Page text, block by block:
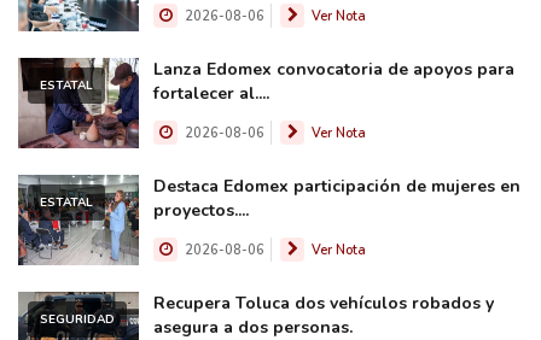
2026-08-06 Ver Nota
ESTATAL
Lanza Edomex convocatoria de apoyos para
fortalecer al....
2026-08-06 Ver Nota
ESTATAL
Destaca Edomex participación de mujeres en
proyectos....
2026-08-06 Ver Nota
SEGURIDAD
Recupera Toluca dos vehículos robados y
asegura a dos personas.